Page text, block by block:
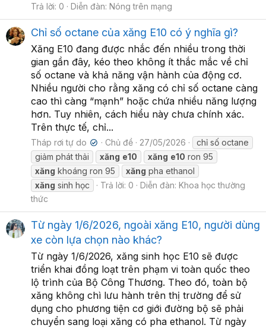
Trả lời: 0
Diễn đàn: Nóng trên mạng
Chỉ số octane của xăng E10 có ý nghĩa gì?
Xăng E10 đang được nhắc đến nhiều trong thời
gian gần đây, kéo theo không ít thắc mắc về chỉ
số octane và khả năng vận hành của động cơ.
Nhiều người cho rằng xăng có chỉ số octane càng
cao thì càng “mạnh” hoặc chứa nhiều năng lượng
hơn. Tuy nhiên, cách hiểu này chưa chính xác.
Trên thực tế, chỉ...
Tháp rơi tự do ✔ Chủ đề 27/05/2026
chỉ số octane
giảm phát thải
xăng e10 xăng e10 ron 95
xăng khoáng ron 95 xăng pha ethanol
xăng sinh học Trả lời: 0 Diễn đàn: Khoa học thường
thức
Từ ngày 1/6/2026, ngoài xăng E10, người dùng
xe còn lựa chọn nào khác?
Từ ngày 1/6/2026, xăng sinh học E10 sẽ được
triển khai đồng loạt trên phạm vi toàn quốc theo
lộ trình của Bộ Công Thương. Theo đó, toàn bộ
xăng không chì lưu hành trên thị trường để sử
dụng cho phương tiện cơ giới đường bộ sẽ phải
chuyển sang loại xăng có pha ethanol. Từ ngày